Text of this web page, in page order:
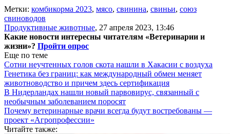
Метки: комбикорма 2023, мясо, свинина, свиньи, союз
свиноводов
Продуктивные животные, 27 апреля 2023, 13:46
Какие новости интересны читателям «Ветеринарии и
жизни»? Пройти опрос
Еще по теме
Сотни неучтенных голов скота нашли в Хакасии с воздуха
Генетика без границ: как международный обмен меняет
животноводство и причем здесь сертификация
В Нидерландах нашли новый парвовирус, связанный с
необычным заболеванием поросят
Почему ветеринарные врачи всегда будут востребованы —
проект «Агропрофессии»
Читайте также: